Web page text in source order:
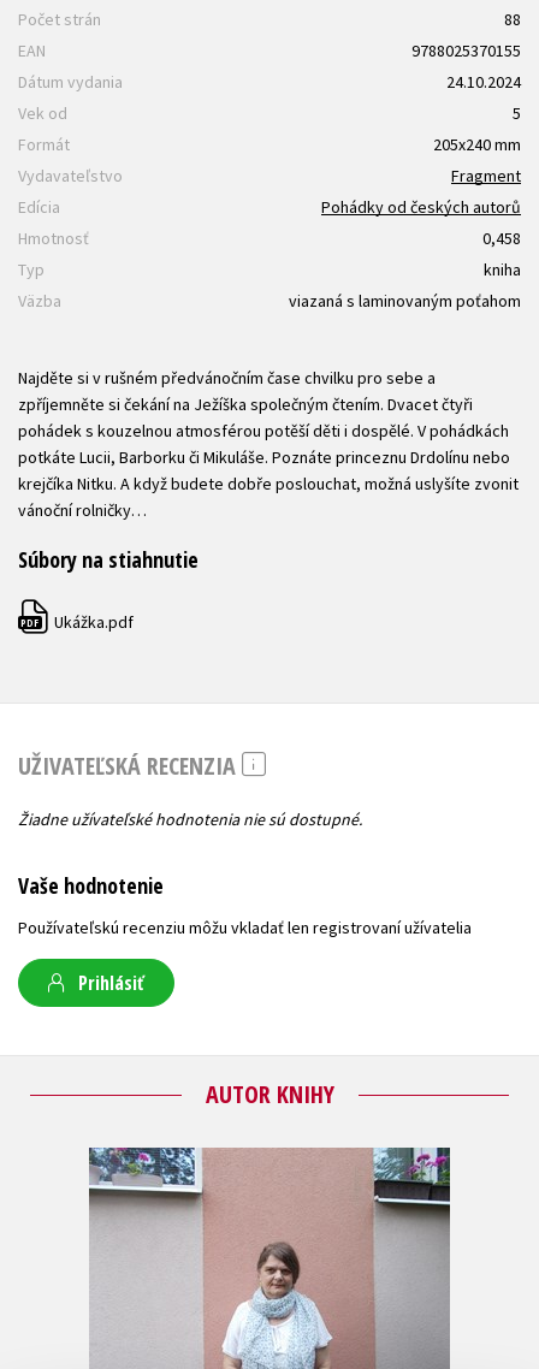
Počet strán
88
EAN
9788025370155
Dátum vydania
24.10.2024
Vek od
5
Formát
205x240 mm
Vydavateľstvo
Fragment
Edícia
Pohádky od českých autorů
Hmotnosť
0,458
Typ
kniha
Väzba
viazaná s laminovaným poťahom
Najděte si v rušném předvánočním čase chvilku pro sebe a
zpříjemněte si čekání na Ježíška společným čtením. Dvacet čtyři
pohádek s kouzelnou atmosférou potěší děti i dospělé. V pohádkách
potkáte Lucii, Barborku či Mikuláše. Poznáte princeznu Drdolínu nebo
krejčíka Nitku. A když budete dobře poslouchat, možná uslyšíte zvonit
vánoční rolničky…
Súbory na stiahnutie
PDF Ukážka.pdf
UŽIVATEĽSKÁ RECENZIA
Žiadne užívateľské hodnotenia nie sú dostupné.
Vaše hodnotenie
Používateľskú recenziu môžu vkladať len registrovaní užívatelia
Prihlásiť
AUTOR KNIHY